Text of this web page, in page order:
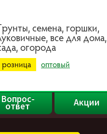
ceмeнa, гopшки,
вce для дoмa,
oгopoдa
розница оптовый
Вопрос-
ответ Акции